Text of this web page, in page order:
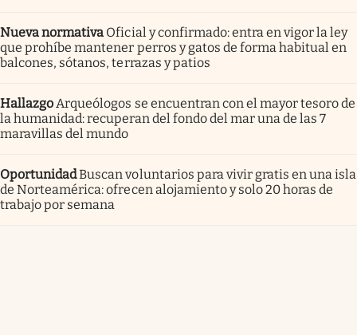
Nueva normativa Oficial y confirmado: entra en vigor la ley
que prohíbe mantener perros y gatos de forma habitual en
balcones, sótanos, terrazas y patios
Hallazgo Arqueólogos se encuentran con el mayor tesoro de
la humanidad: recuperan del fondo del mar una de las 7
maravillas del mundo
OportunidadBuscan voluntarios para vivir gratis en una isla
de Norteamérica: ofrecen alojamiento y solo 20 horas de
trabajo por semana